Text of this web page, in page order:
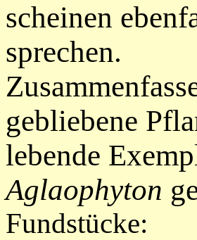
scheinen
sprechen.
gebliebene
lebende
Aglaophyton
Fundstücke: